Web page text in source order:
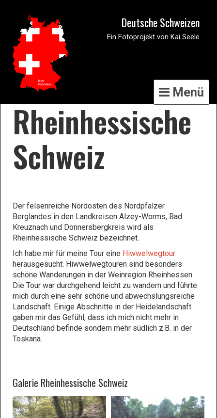
Deutsche Schweizen
Ein Fotoprojekt von Kai Seele
Menü
Rheinhessische
Schweiz
Der felsenreiche Nordosten des Nordpfälzer
Berglandes in den Landkreisen Alzey-Worms, Bad
Kreuznach und Donnersbergkreis wird als
Rheinhessische Schweiz bezeichnet.
Ich habe mir für meine Tour eine Hiwwelwegtour
herausgesucht. Hiwwelwegtouren sind besonders
schöne Wanderungen in der Weinregion Rheinhessen.
Die Tour war durchgehend leicht zu wandern und führte
mich durch eine sehr schöne und abwechslungsreiche
Landschaft. Einige Abschnitte in der Heidelandschaft
gaben mir das Gefühl, dass ich mich nicht mehr in
Deutschland befinde sondern mehr südlich z.B. in der
Toskana.
Galerie Rheinhessische Schweiz